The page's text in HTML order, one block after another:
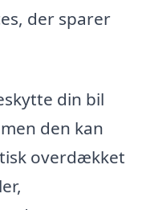
der sparer
din bil
den kan
overdækket